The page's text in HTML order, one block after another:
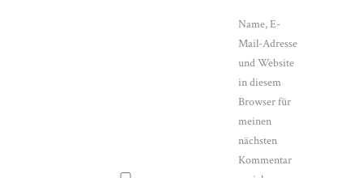
Name, E-
Mail-Adresse
und Website
in diesem
Browser für
meinen
nächsten
Kommentar